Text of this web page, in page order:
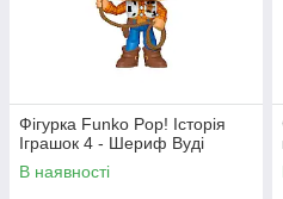
Фігурка Funko Pop! Історія
Іграшок 4 - Шериф Вуді
В наявності